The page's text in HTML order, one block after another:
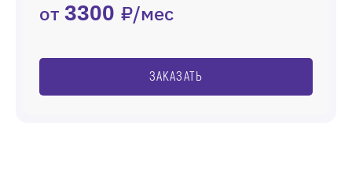
от 3300 ₽/мес
ЗАКАЗАТЬ